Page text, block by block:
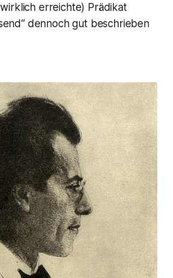
erreichte) Prädikat
“ dennoch gut beschrieben